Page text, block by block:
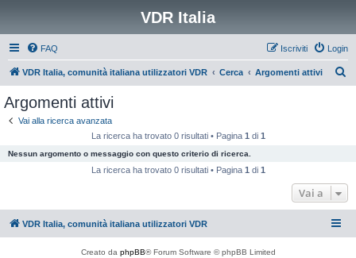
VDR Italia
FAQ Login
Iscriviti
VDR Italia, comunità italiana utilizzatori VDR Cerca Argomenti attivi
Argomenti attivi
Vai alla ricerca avanzata
La ricerca ha trovato 0 risultati • Pagina 1 di 1
Nessun argomento o messaggio con questo criterio di ricerca.
La ricerca ha trovato 0 risultati • Pagina 1 di 1
Vai a
VDR Italia, comunità italiana utilizzatori VDR
Creato da phpBB® Forum Software © phpBB Limited